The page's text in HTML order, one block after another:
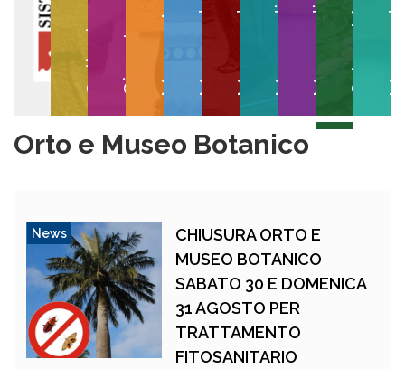
Orto e Museo Botanico
News
CHIUSURA ORTO E
MUSEO BOTANICO
SABATO 30 E DOMENICA
31 AGOSTO PER
TRATTAMENTO
FITOSANITARIO